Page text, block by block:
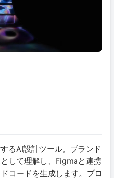
るAI設計ツール。ブランド
して理解し、Figmaと連携
コードを生成します。プロ